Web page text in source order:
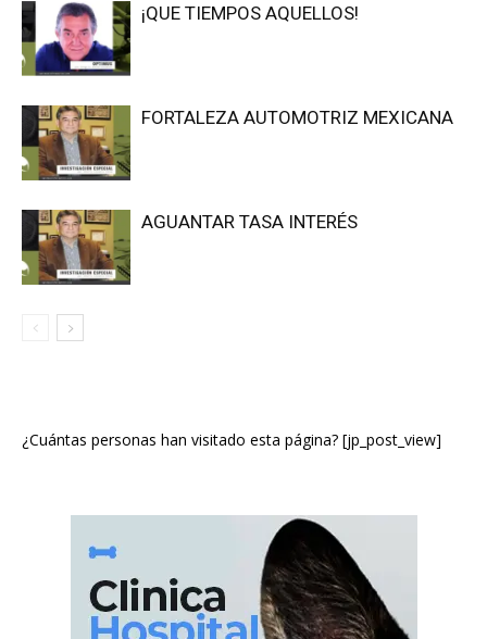
¡QUE TIEMPOS AQUELLOS!
FORTALEZA AUTOMOTRIZ MEXICANA
AGUANTAR TASA INTERÉS
¿Cuántas personas han visitado esta página? [jp_post_view]